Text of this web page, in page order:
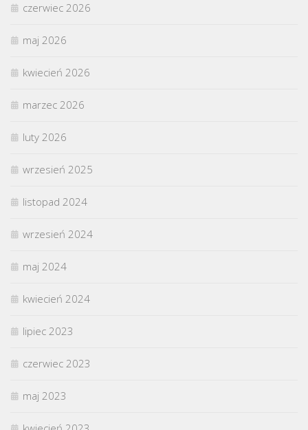
czerwiec 2026
maj 2026
kwiecień 2026
marzec 2026
luty 2026
wrzesień 2025
listopad 2024
wrzesień 2024
maj 2024
kwiecień 2024
lipiec 2023
czerwiec 2023
maj 2023